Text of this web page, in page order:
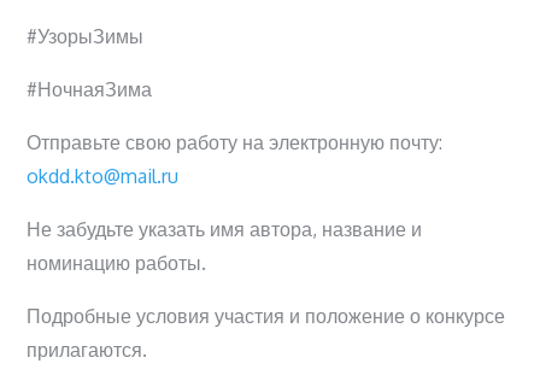
#УзорыЗимы
#НочнаяЗима⁣
Отправьте свою работу на электронную почту:
okdd.kto@mail.ru
Не забудьте указать имя автора, название и
номинацию работы.⁣
Подробные условия участия и положение о конкурсе
прилагаются.